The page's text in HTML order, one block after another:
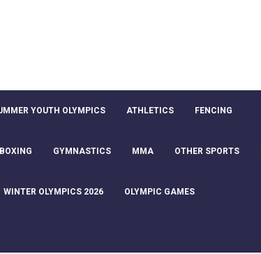
YOUTH OLYMPICS ATHLETICS FENCING
BOXING GYMNASTICS MMA OTHER SPORTS
WINTER OLYMPICS 2026 OLYMPIC GAMES